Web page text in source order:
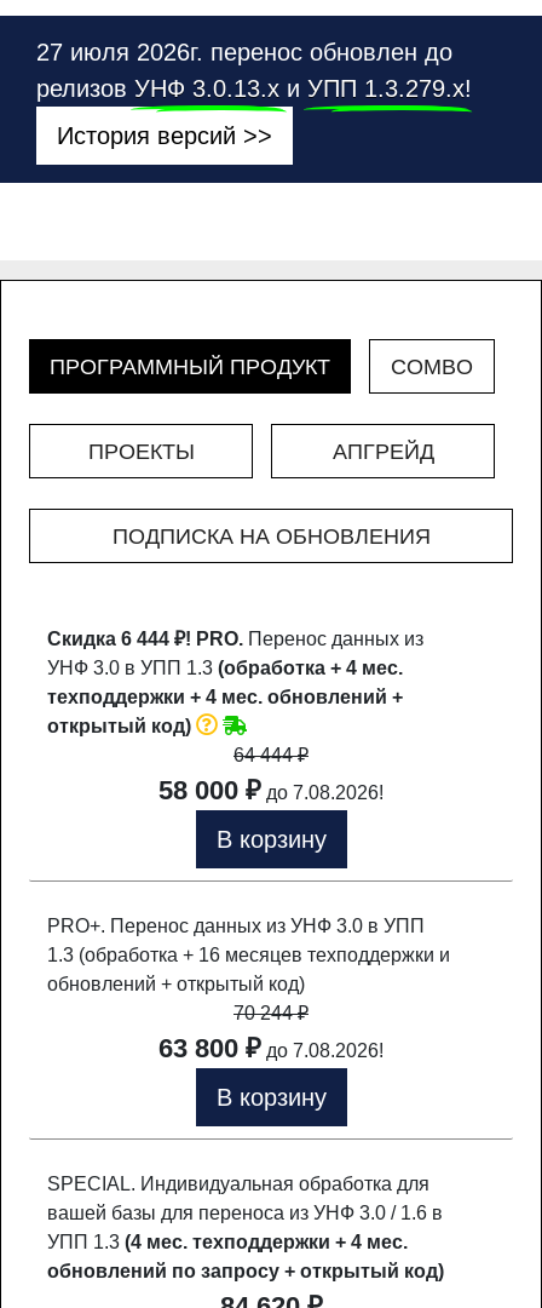
27 июля 2026г. перенос обновлен до
релизов УНФ 3.0.13.х и УПП 1.3.279.х!
История версий >>
ПРОГРАММНЫЙ ПРОДУКТ COMBO
ПРОЕКТЫ АПГРЕЙД
ПОДПИСКА НА ОБНОВЛЕНИЯ
Скидка 6 444 ₽! PRO. Перенос данных из
УНФ 3.0 в УПП 1.3 (обработка + 4 мес.
техподдержки + 4 мес. обновлений +
открытый код)
64 444₽
58 000 ₽ до 7.08.2026!
В корзину
PRO+. Перенос данных из УНФ 3.0 в УПП
1.3 (обработка + 16 месяцев техподдержки и
обновлений + открытый код)
70 244₽
63 800 ₽ до 7.08.2026!
В корзину
SPECIAL. Индивидуальная обработка для
вашей базы для переноса из УНФ 3.0 / 1.6 в
УПП 1.3 (4 мес. техподдержки + 4 мес.
обновлений по запросу + открытый код)